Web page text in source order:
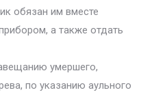
обязан им вместе
а также отдать
умершего,
по указанию аульного